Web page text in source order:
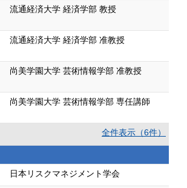
流通経済大学 経済学部 教授
流通経済大学 経済学部 准教授
尚美学園大学 芸術情報学部 准教授
尚美学園大学 芸術情報学部 専任講師
全件表示（6件）
日本リスクマネジメント学会